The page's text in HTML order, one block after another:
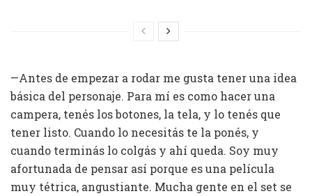
—Antes de empezar a rodar me gusta tener una idea
básica del personaje. Para mí es como hacer una
campera, tenés los botones, la tela, y lo tenés que
tener listo. Cuando lo necesitás te la ponés, y
cuando terminás lo colgás y ahí queda. Soy muy
afortunada de pensar así porque es una película
muy tétrica, angustiante. Mucha gente en el set se